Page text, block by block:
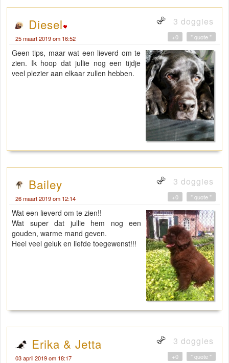
Diesel 3 doggies
25 maart 2019 om 16:52 " quote "
+0
Geen tips, maar wat een lieverd om te
zien. Ik hoop dat jullie nog een tijdje
veel plezier aan elkaar zullen hebben.
Bailey 3 doggies
26 maart 2019 om 12:14 " quote "
+0
Wat een lieverd om te zien!!
Wat super dat jullie hem nog een
gouden, warme mand geven.
Heel veel geluk en liefde toegewenst!!!
Erika & Jetta 3 doggies
03 april 2019 om 18:17 " quote "
+0